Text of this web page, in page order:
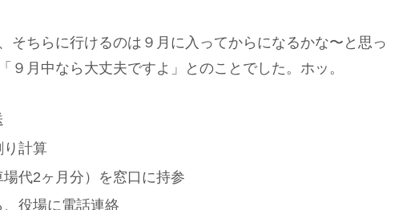
そちらに行けるのは９月に入ってからになるかな〜と思っ
９月中なら大丈夫ですよ」とのことでした。ホッ。
り計算
代2ヶ月分）を窓口に持参
役場に電話連絡